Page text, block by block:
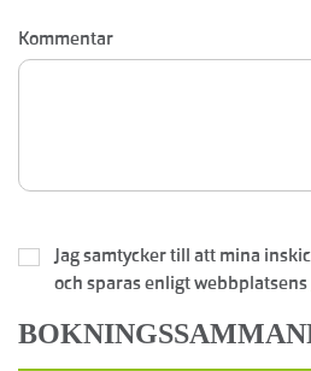
Kommentar
Jag samtycker till att mina
och sparas enligt webbplatsens